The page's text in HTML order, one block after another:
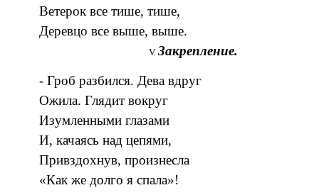
Ветерок все тише, тише,
Деревцо все выше, выше.
Закрепление.
- Гроб разбился. Дева вдруг
Ожила. Глядит вокруг
Изумленными глазами
И, качаясь над цепями,
Привздохнув, произнесла
«Как же долго я спала»!